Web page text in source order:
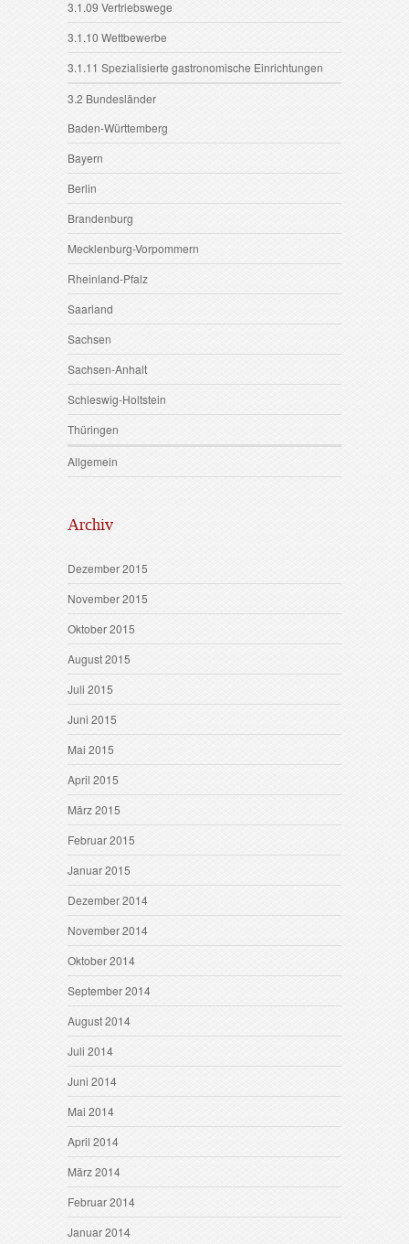
3.1.09 Vertriebswege
3.1.10 Wettbewerbe
3.1.11 Spezialisierte gastronomische Einrichtungen
3.2 Bundesländer
Baden-Württemberg
Bayern
Berlin
Brandenburg
Mecklenburg-Vorpommern
Rheinland-Pfalz
Saarland
Sachsen
Sachsen-Anhalt
Schleswig-Holtstein
Thüringen
Allgemein
Archiv
Dezember 2015
November 2015
Oktober 2015
August 2015
Juli 2015
Juni 2015
Mai 2015
April 2015
März 2015
Februar 2015
Januar 2015
Dezember 2014
November 2014
Oktober 2014
September 2014
August 2014
Juli 2014
Juni 2014
Mai 2014
April 2014
März 2014
Februar 2014
Januar 2014